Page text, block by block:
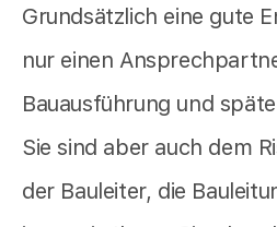
Grundsätzlich eine gute
nur einen
Bauausführung und
Sie sind aber auch dem
der Bauleiter, die